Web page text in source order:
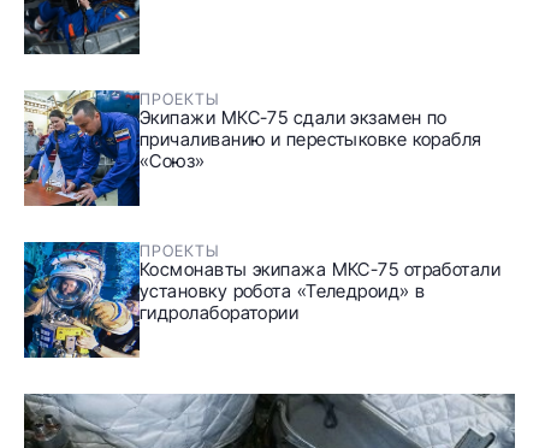
ПРОЕКТЫ
Экипажи МКС-75 сдали экзамен по
причаливанию и перестыковке корабля
«Союз»
ПРОЕКТЫ
Космонавты экипажа МКС-75 отработали
установку робота «Теледроид» в
гидролаборатории